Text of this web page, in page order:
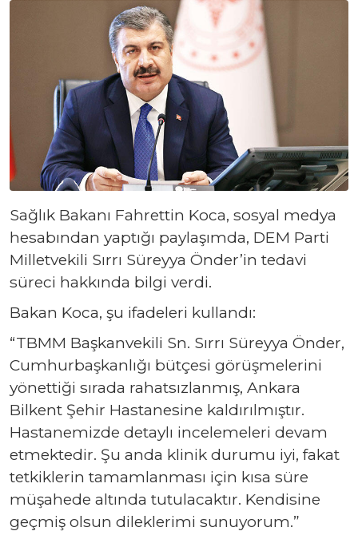
Sağlık Bakanı Fahrettin Koca, sosyal medya
hesabından yaptığı paylaşımda, DEM Parti
Milletvekili Sırrı Süreyya Önder’in tedavi
süreci hakkında bilgi verdi.
Bakan Koca, şu ifadeleri kullandı:
“TBMM Başkanvekili Sn. Sırrı Süreyya Önder,
Cumhurbaşkanlığı bütçesi görüşmelerini
yönettiği sırada rahatsızlanmış, Ankara
Bilkent Şehir Hastanesine kaldırılmıştır.
Hastanemizde detaylı incelemeleri devam
etmektedir. Şu anda klinik durumu iyi, fakat
tetkiklerin tamamlanması için kısa süre
müşahede altında tutulacaktır. Kendisine
geçmiş olsun dileklerimi sunuyorum.”